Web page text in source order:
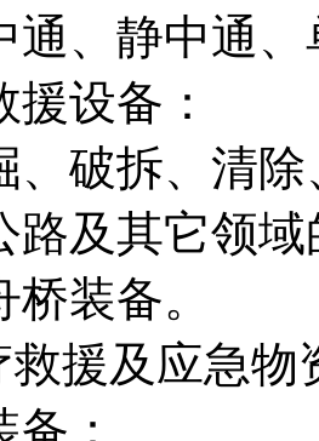
通、静中通
设备：
、破拆、清
路及其它领
装备。
救援及应急物
：